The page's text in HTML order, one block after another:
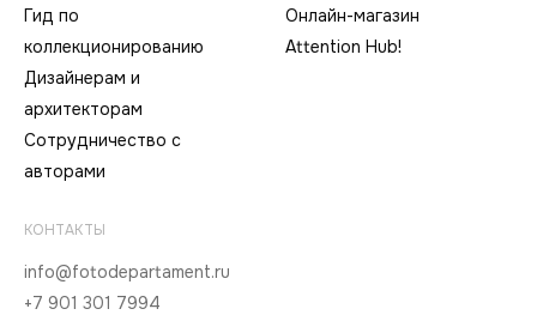
Гид по
коллекционированию
Дизайнерам и
архитекторам
Сотрудничество с
авторами
Онлайн-магазин
Attention Hub!
КОНТАКТЫ
info@fotodepartament.ru
+7 901 301 7994